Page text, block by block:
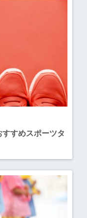
すすめスポーツタ